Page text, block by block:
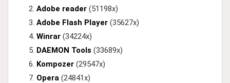
Adobe reader (51198x)
Adobe Flash Player (35627x)
Winrar (34224x)
DAEMON Tools (33689x)
Kompozer (29547x)
Opera (24841x)